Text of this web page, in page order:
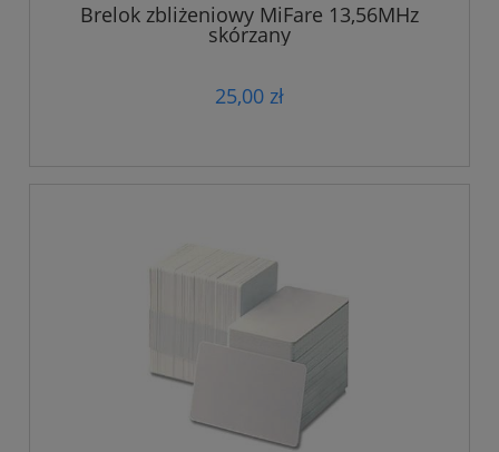
Brelok zbliżeniowy MiFare 13,56MHz
skórzany
25,00 zł